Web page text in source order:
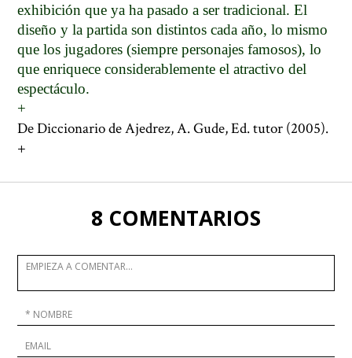
exhibición que ya ha pasado a ser tradicional. El
diseño y la partida son distintos cada año, lo mismo
que los jugadores (siempre personajes famosos), lo
que enriquece considerablemente el atractivo del
espectáculo.
+
De Diccionario de Ajedrez, A. Gude, Ed. tutor (2005).
+
8 COMENTARIOS